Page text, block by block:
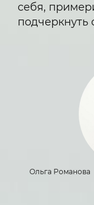
себя,
подчеркнуть
Ольга Романова